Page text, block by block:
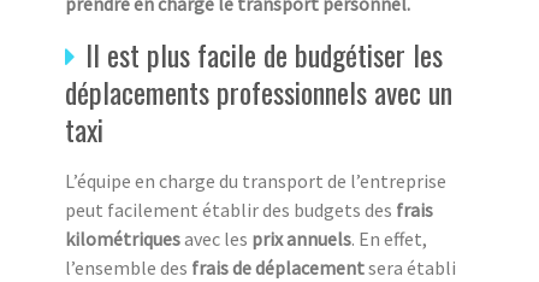
Il est plus facile de budgétiser les
déplacements professionnels avec un
taxi
L’équipe en charge du transport de l’entreprise
peut facilement établir des budgets des frais
kilométriquesavec les prix annuels. En effet,
l’ensemble des frais de déplacementsera établi